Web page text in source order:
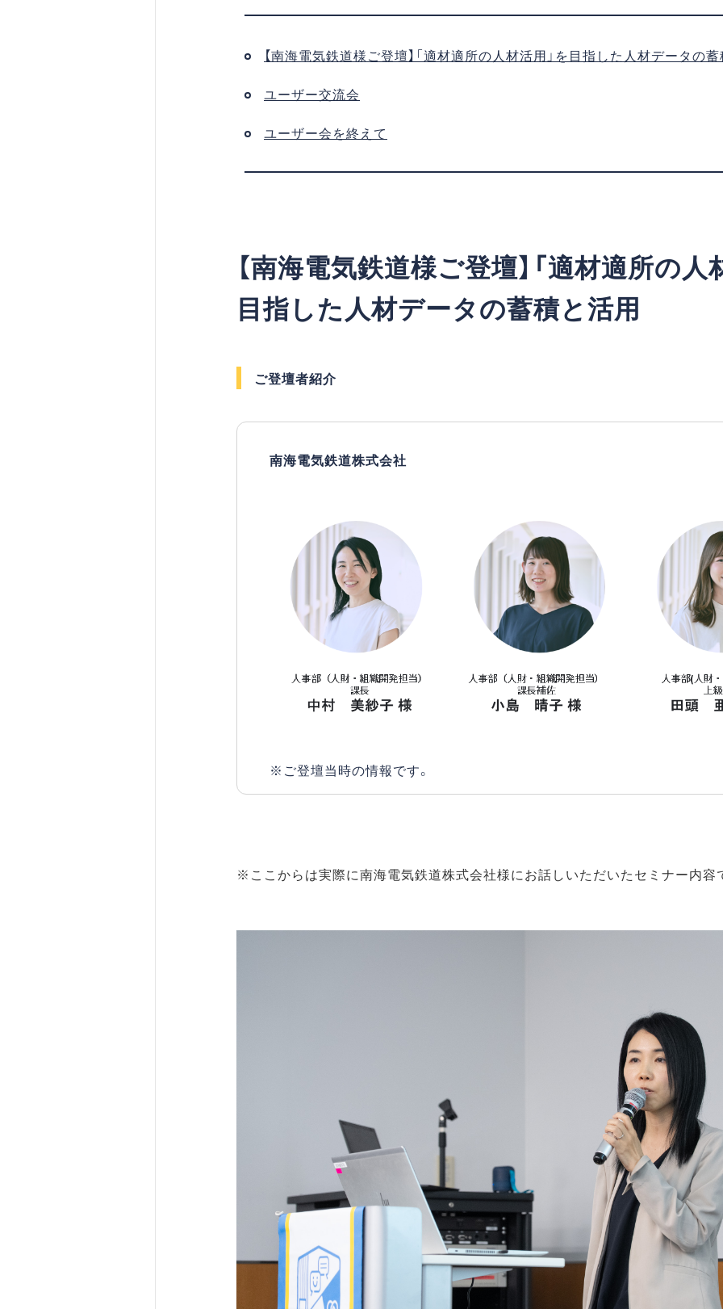
【南海電気鉄道様ご登壇】「適材適所の人材活用」を目指した人材データの
ユーザー交流会
ユーザー会を終えて
【南海電気鉄道様ご登壇】「適材適所の人
目指した人材データの蓄積と活用
ご登壇者紹介
南海電気鉄道株式会社
※ご登壇当時の情報です。
※ここからは実際に南海電気鉄道株式会社様にお話しいただいたセミナー内容